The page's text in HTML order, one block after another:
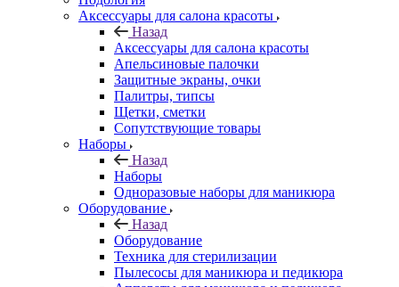
Аксессуары для салона красоты
Назад
Аксессуары для салона красоты
Апельсиновые палочки
Защитные экраны, очки
Палитры, типсы
Щетки, сметки
Сопутствующие товары
Наборы
Назад
Наборы
Одноразовые наборы для маникюра
Оборудование
Назад
Оборудование
Техника для стерилизации
Пылесосы для маникюра и педикюра